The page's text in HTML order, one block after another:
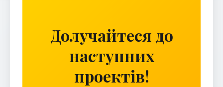
Долучайтеся до
наступних
проектів!